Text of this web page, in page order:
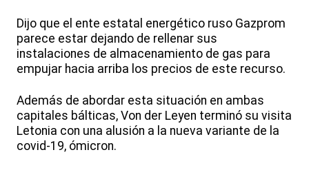
Dijo que el ente estatal energético ruso Gazprom
parece estar dejando de rellenar sus
instalaciones de almacenamiento de gas para
empujar hacia arriba los precios de este recurso.
Además de abordar esta situación en ambas
capitales bálticas, Von der Leyen terminó su visita
Letonia con una alusión a la nueva variante de la
covid-19, ómicron.